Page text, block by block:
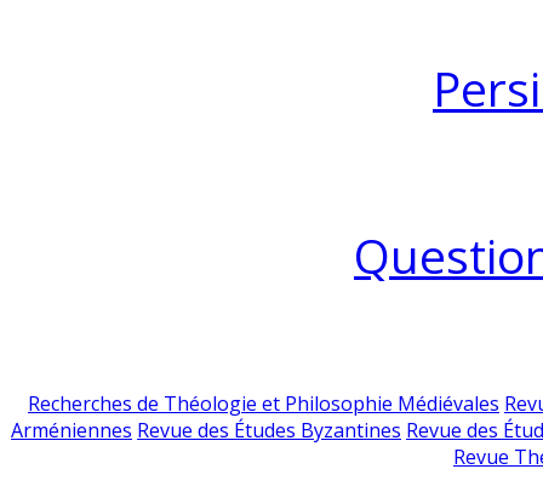
Recherches de Théologie et Philosophie Médiévales
Arméniennes Revue des Études Byzantines Revue des
Revue